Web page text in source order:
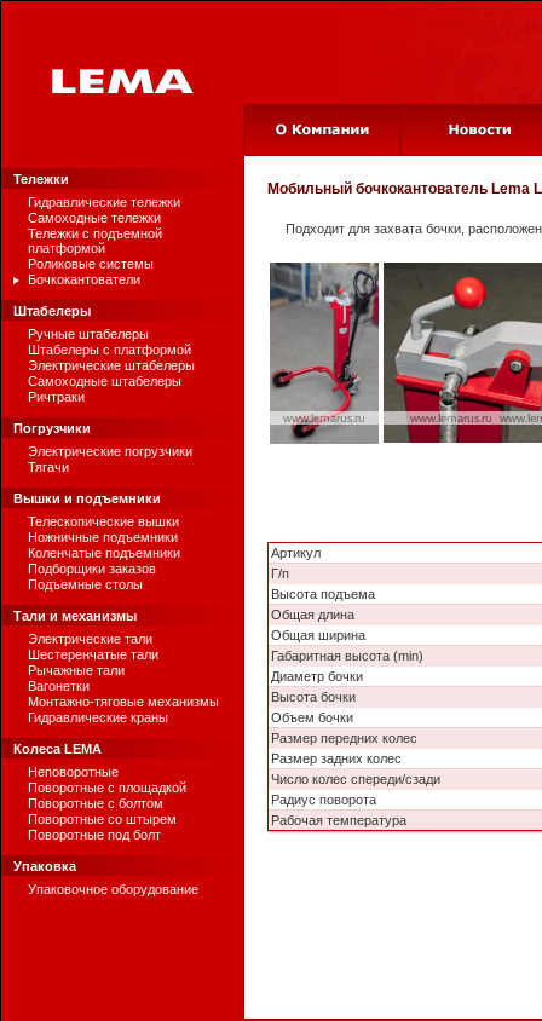
Тележки
Гидравлические тележки
Самоходные тележки
Тележки с подъемной
платформой
Роликовые системы
Бочкокантователи
Штабелеры
Ручные штабелеры
Штабелеры с платформой
Электрические штабелеры
Самоходные штабелеры
Ричтраки
Погрузчики
Электрические погрузчики
Тягачи
Вышки и подъемники
Телескопические вышки
Ножничные подъемники
Коленчатые подъемники
Подборщики заказов
Подъемные столы
Тали и механизмы
Электрические тали
Шестеренчатые тали
Рычажные тали
Вагонетки
Монтажно-тяговые механизмы
Гидравлические краны
Колеса LEMA
Неповоротные
Поворотные с площадкой
Поворотные с болтом
Поворотные со штырем
Поворотные под болт
Упаковка
Упаковочное оборудование
Мобильный бочкокантователь Lema
Подходит для захвата бочки,
Артикул
Г/п
Высота подъема
Общая длина
Общая ширина
Габаритная высота (min)
Диаметр бочки
Высота бочки
Объем бочки
Размер передних колес
Размер задних колес
Число колес спереди/сзади
Радиус поворота
Рабочая температура